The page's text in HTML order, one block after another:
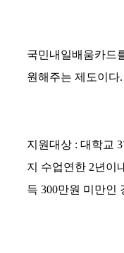
국민내일배움카드
원해주는 제도이다.
지원대상 : 대학교
지 수업연한 2년이
득 300만원 미만인